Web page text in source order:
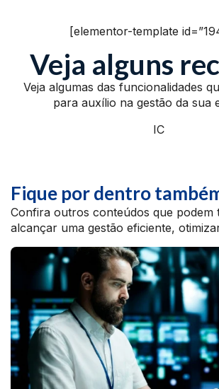
[elementor-template
Veja alguns
Veja algumas das funcionalidades
para auxílio na gestão da sua
IC
Fique por dentro
Confira outros conteúdos que podem
alcançar uma gestão eficiente,